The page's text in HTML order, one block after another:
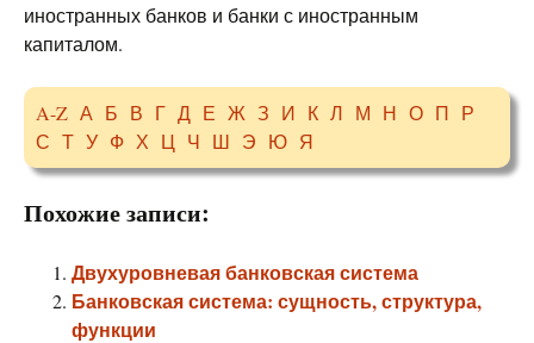
иностранных банков и банки с иностранным
капиталом.
A-Z А Б В Г Д Е Ж З И К Л М Н О П Р
С Т У Ф Х Ц Ч Ш Э Ю Я
Похожие записи:
Двухуровневая банковская система
Банковская система: сущность, структура,
функции